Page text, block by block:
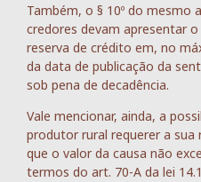
Também, o § 10º do mesmo
credores devam apresentar
reserva de crédito em, no
da data de publicação da
sob pena de decadência.
Vale mencionar, ainda, a
produtor rural requerer a sua
que o valor da causa não
termos do art. 70-A da lei